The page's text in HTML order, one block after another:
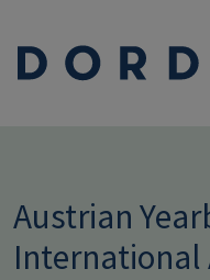
Austrian
International